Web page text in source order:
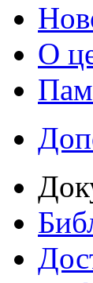
О